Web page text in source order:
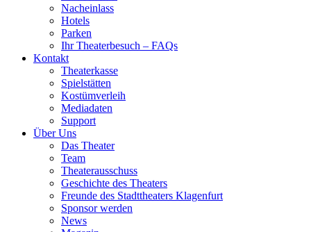
Nacheinlass
Hotels
Parken
Ihr Theaterbesuch – FAQs
Kontakt
Theaterkasse
Spielstätten
Kostümverleih
Mediadaten
Support
Über Uns
Das Theater
Team
Theaterausschuss
Geschichte des Theaters
Freunde des Stadttheaters Klagenfurt
Sponsor werden
News